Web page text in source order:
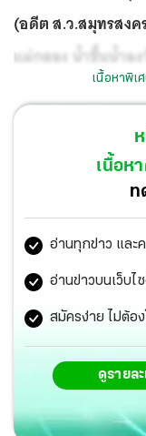
(อดีต ส.ว.สมุทรสงค
แม่กลอง น้ำขึ้นน้ำล
เนื้อหาพิเ
เนื้อห
ท
อ่านทุกข่าว และ
อ่านข่าวบนเว็บ
สมัครง่าย ไม่ต้อ
ดูรายล